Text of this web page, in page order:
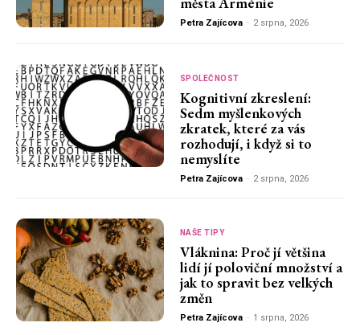
Petra Zajícova - 2 srpna, 2026
SPOLEČNOST
Kognitivní zkreslení:
Sedm myšlenkových
zkratek, které za vás
rozhodují, i když si to
nemyslíte
Petra Zajícova - 2 srpna, 2026
NAŠE TIPY
Vláknina: Proč jí většina
lidí jí poloviční množství a
jak to spravit bez velkých
změn
Petra Zajícova - 1 srpna, 2026